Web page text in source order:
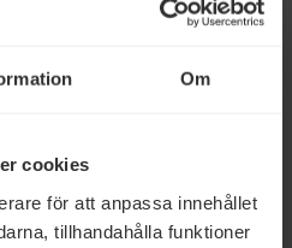
Om
cookies
för att anpassa innehållet
tillhandahålla funktioner
Römertopf Lökgömma